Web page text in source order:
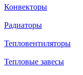
Конвекторы
Радиаторы
Тепловентиляторы
Тепловые завесы